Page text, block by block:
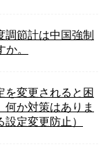
調節計は中国強制
。
を変更されると困
何か対策はありま
定変更防止）